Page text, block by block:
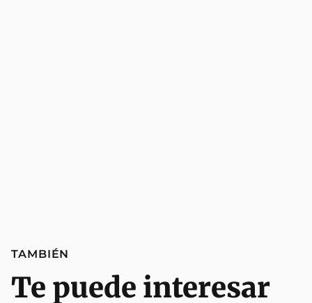
TAMBIÉN
Te puede interesar